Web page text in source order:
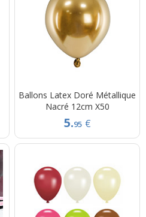
Ballons Latex Doré Métallique
Nacré 12cm X50
5.95 €